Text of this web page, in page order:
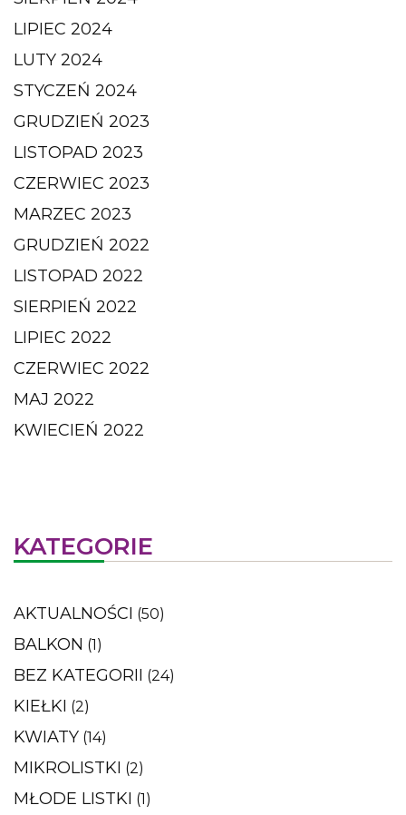
LIPIEC 2024
LUTY 2024
STYCZEŃ 2024
GRUDZIEŃ 2023
LISTOPAD 2023
CZERWIEC 2023
MARZEC 2023
GRUDZIEŃ 2022
LISTOPAD 2022
SIERPIEŃ 2022
LIPIEC 2022
CZERWIEC 2022
MAJ 2022
KWIECIEŃ 2022
KATEGORIE
AKTUALNOŚCI (50)
BALKON (1)
BEZ KATEGORII (24)
KIEŁKI (2)
KWIATY (14)
MIKROLISTKI (2)
MŁODE LISTKI (1)